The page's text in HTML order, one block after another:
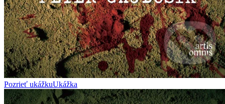
Pozrieť ukážkuUkážka